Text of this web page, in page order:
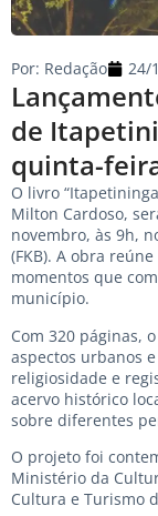
de
quinta-
Por: Redação 24/
O livro
Milton Cardoso,
novembro, às 9h,
(FKB). A obra
momentos que
município.
Com 320 páginas,
aspectos urbanos
religiosidade e
acervo histórico
sobre diferentes
O projeto foi
Ministério da
Cultura e Turismo